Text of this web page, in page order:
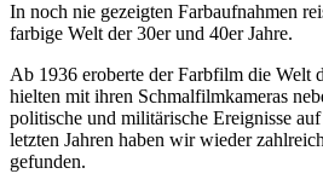
In noch nie gezeigten Farbaufnahmen
farbige Welt der 30er und 40er Jahre.
Ab 1936 eroberte der Farbfilm die Welt
hielten mit ihren Schmalfilmkameras
politische und militärische Ereignisse
letzten Jahren haben wir wieder
gefunden.